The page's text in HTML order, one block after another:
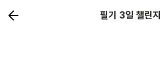
필기 3일 챌린지